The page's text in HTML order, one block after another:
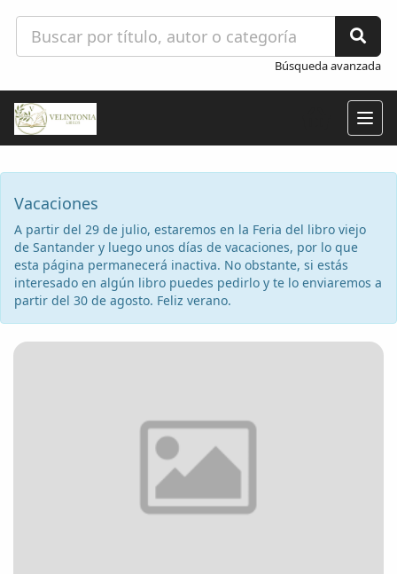
Búsqueda avanzada
Vacaciones
A partir del 29 de julio, estaremos en la Feria del libro viejo
de Santander y luego unos días de vacaciones, por lo que
esta página permanecerá inactiva. No obstante, si estás
interesado en algún libro puedes pedirlo y te lo enviaremos a
partir del 30 de agosto. Feliz verano.